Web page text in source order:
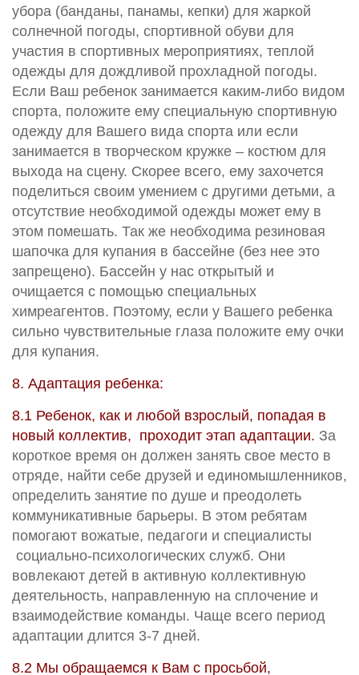
убора (банданы, панамы, кепки) для жаркой
солнечной погоды, спортивной обуви для
участия в спортивных мероприятиях, теплой
одежды для дождливой прохладной погоды.
Если Ваш ребенок занимается каким-либо видом
спорта, положите ему специальную спортивную
одежду для Вашего вида спорта или если
занимается в творческом кружке – костюм для
выхода на сцену. Скорее всего, ему захочется
поделиться своим умением с другими детьми, а
отсутствие необходимой одежды может ему в
этом помешать. Так же необходима резиновая
шапочка для купания в бассейне (без нее это
запрещено). Бассейн у нас открытый и
очищается с помощью специальных
химреагентов. Поэтому, если у Вашего ребенка
сильно чувствительные глаза положите ему очки
для купания.
8. Адаптация ребенка:
8.1 Ребенок, как и любой взрослый, попадая в
новый коллектив, проходит этап адаптации. За
короткое время он должен занять свое место в
отряде, найти себе друзей и единомышленников,
определить занятие по душе и преодолеть
коммуникативные барьеры. В этом ребятам
помогают вожатые, педагоги и специалисты
социально-психологических служб. Они
вовлекают детей в активную коллективную
деятельность, направленную на сплочение и
взаимодействие команды. Чаще всего период
адаптации длится 3-7 дней.
8.2 Мы обращаемся к Вам с просьбой,